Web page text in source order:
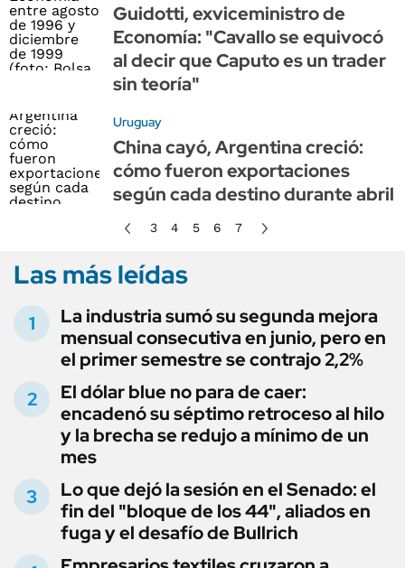
Guidotti, exviceministro de
Economía: "Cavallo se equivocó
al decir que Caputo es un trader
sin teoría"
Uruguay
China cayó, Argentina creció:
cómo fueron exportaciones
según cada destino durante abril
3 4 5 6 7
Las más leídas
La industria sumó su segunda mejora
mensual consecutiva en junio, pero en
el primer semestre se contrajo 2,2%
El dólar blue no para de caer:
encadenó su séptimo retroceso al hilo
y la brecha se redujo a mínimo de un
mes
Lo que dejó la sesión en el Senado: el
fin del "bloque de los 44", aliados en
fuga y el desafío de Bullrich